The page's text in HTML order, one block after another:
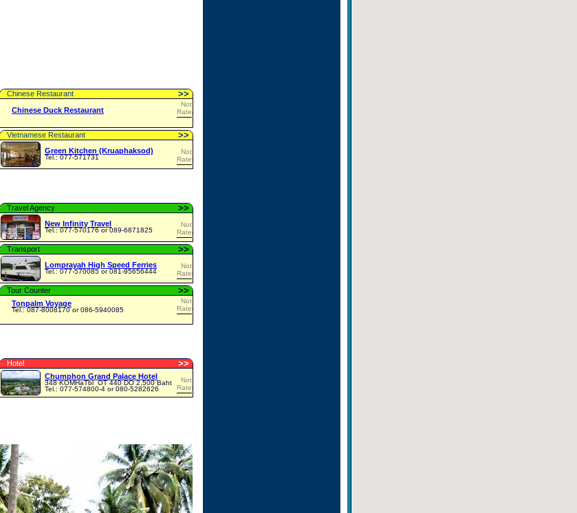
Chinese Restaurant >>
Chinese Duck Restaurant
Not
Rated
Vietnamese Restaurant >>
Green Kitchen (Kruaphaksod)
Tel.: 077-571731
Not
Rated
Travel Agency >>
New Infinity Travel
Tel.: 077-570176 or 089-6871825
Not
Rated
Transport >>
Lomprayah High Speed Ferries
Tel.: 077-570085 or 081-95656444
Not
Rated
Tour Counter >>
Tonpalm Voyage
Tel.: 087-8008170 or 086-5940085
Not
Rated
Hotel >>
Chumphon Grand Palace Hotel
348 KOMHaTblOT 440 DO 2,500 Baht
Tel.: 077-574800-4 or 080-5282626
Not
Rated